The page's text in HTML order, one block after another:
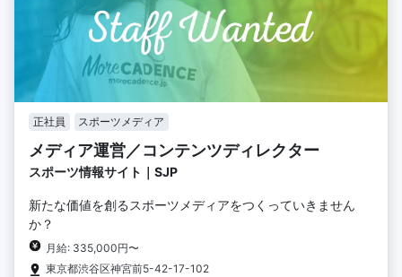
正社員 スポーツメディア
メディア運営／コンテンツディレクター
スポーツ情報サイト｜SJP
新たな価値を創るスポーツメディアをつくっていきません
か？
月給: 335,000円〜
東京都渋谷区神宮前5-42-17-102